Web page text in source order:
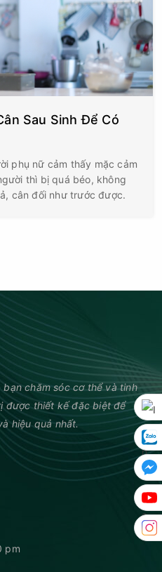
Sau Sinh Để Có
phụ nữ cảm thấy mặc cảm
thì bị quá béo, không
cân đối như trước được.
chăm sóc cơ thể và tinh
được thiết kế đặc biệt để
hiệu quả nhất.
pm